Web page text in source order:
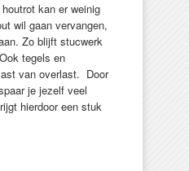
kan er weinig
wil gaan vervangen,
Zo blijft stucwerk
tegels en
van overlast. Door
je jezelf veel
hierdoor een stuk